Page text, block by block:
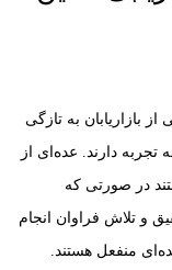
بازاریابان به تازگی
دارند. عده‌ای از
در صورتی که
و تلاش فراوان انجام
منفعل هستند.